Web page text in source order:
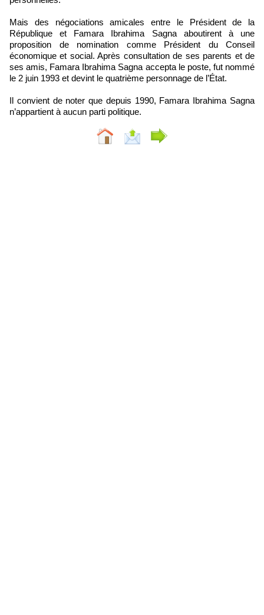
Mais des négociations amicales entre le Président de la
République et Famara Ibrahima Sagna aboutirent à une
proposition de nomination comme Président du Conseil
économique et social. Après consultation de ses parents et de
ses amis, Famara Ibrahima Sagna accepta le poste, fut nommé
le 2 juin 1993 et devint le quatrième personnage de l’État.
Il convient de noter que depuis 1990, Famara Ibrahima Sagna
n’appartient à aucun parti politique.